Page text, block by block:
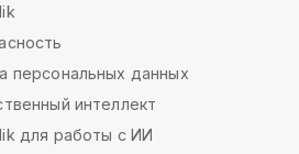
персональных данных
интеллект
для работы с ИИ